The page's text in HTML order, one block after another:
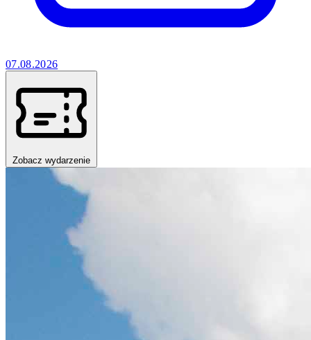
07.08.2026
Zobacz wydarzenie